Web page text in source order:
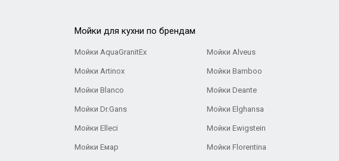
Мойки для кухни по брендам
Мойки AquaGranitEx Мойки Alveus
Мойки Artinox Мойки Bamboo
Мойки Blanco Мойки Deante
Мойки Dr.Gans Мойки Elghansa
Мойки Elleci Мойки Ewigstein
Мойки Емар Мойки Florentina